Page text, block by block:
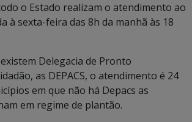
o Estado realizam o atendimento ao
à sexta-feira das 8h da manhã às 18
Delegacia de Pronto
as DEPACS, o atendimento é 24
em que não há Depacs as
em regime de plantão.